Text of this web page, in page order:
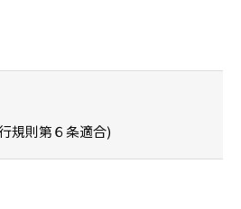
規則第６条適合)